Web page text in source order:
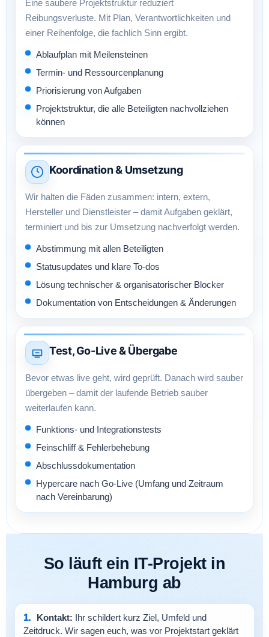
Eine saubere Projektstruktur reduziert
Reibungsverluste. Mit Plan, Verantwortlichkeiten und
einer Reihenfolge, die fachlich Sinn ergibt.
Ablaufplan mit Meilensteinen
Termin- und Ressourcenplanung
Priorisierung von Aufgaben
Projektstruktur, die alle Beteiligten nachvollziehen
können
Koordination & Umsetzung
Wir halten die Fäden zusammen: intern, extern,
Hersteller und Dienstleister – damit Aufgaben geklärt,
terminiert und bis zur Umsetzung nachverfolgt werden.
Abstimmung mit allen Beteiligten
Statusupdates und klare To-dos
Lösung technischer & organisatorischer Blocker
Dokumentation von Entscheidungen & Änderungen
Test, Go-Live & Übergabe
Bevor etwas live geht, wird geprüft. Danach wird sauber
übergeben – damit der laufende Betrieb sauber
weiterlaufen kann.
Funktions- und Integrationstests
Feinschliff & Fehlerbehebung
Abschlussdokumentation
Hypercare nach Go-Live (Umfang und Zeitraum
nach Vereinbarung)
So läuft ein IT-Projekt in
Hamburg ab
Kontakt: Ihr schildert kurz Ziel, Umfeld und
Zeitdruck. Wir sagen euch, was vor Projektstart geklärt